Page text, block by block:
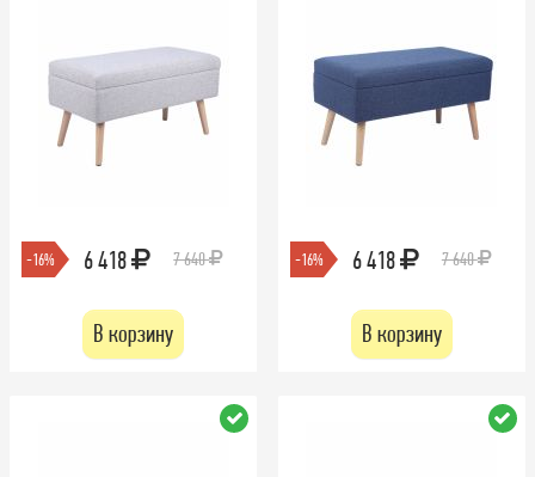
-16% 6 418 7 640
В корзину
-16% 6 418 7 640
В корзину